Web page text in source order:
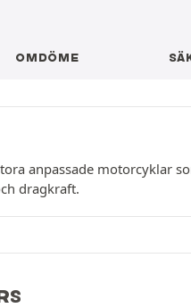
OMDÖME
anpassade motorcyklar
dragkraft.